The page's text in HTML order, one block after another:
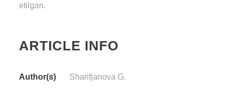
etilgan.
ARTICLE INFO
Author(s) Sharifjanova G.